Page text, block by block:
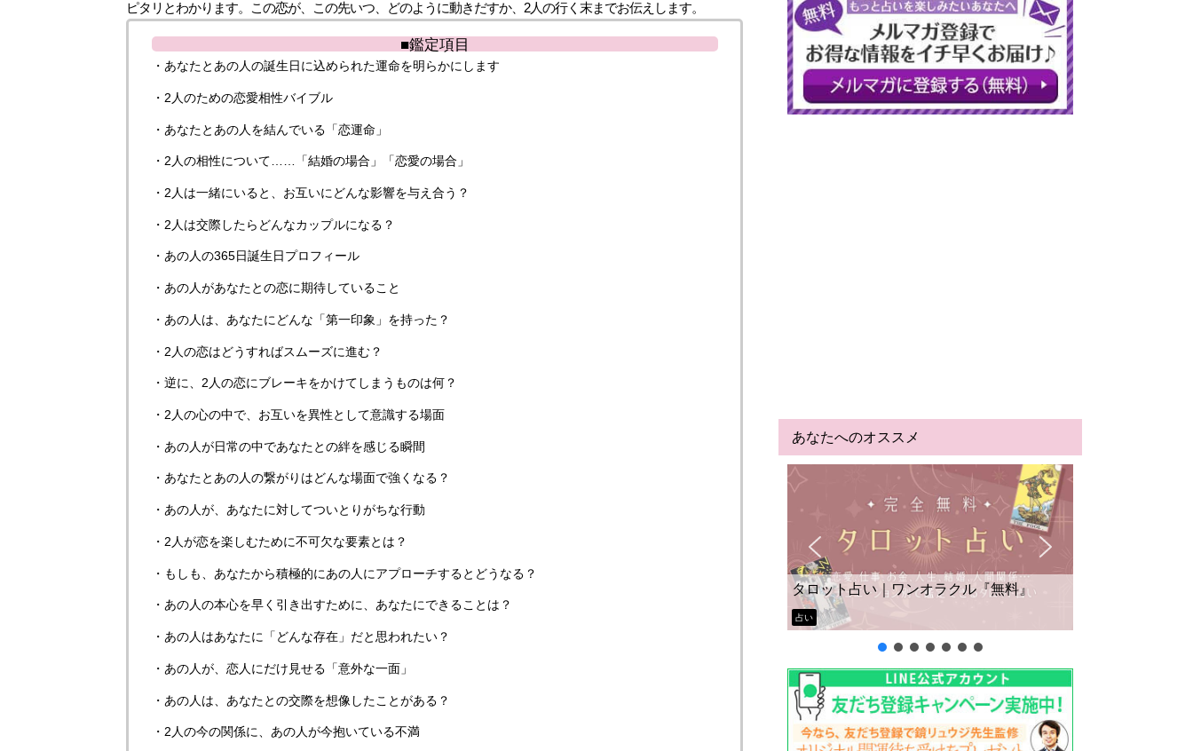
ピタリとわかります。この恋が、この先いつ、どのように動きだすか、2人の行く末までお伝えします。
■鑑定項目
・あなたとあの人の誕生日に込められた運命を明らかにします
・2人のための恋愛相性バイブル
・あなたとあの人を結んでいる「恋運命」
・2人の相性について……「結婚の場合」「恋愛の場合」
・2人は一緒にいると、お互いにどんな影響を与え合う？
・2人は交際したらどんなカップルになる？
・あの人の365日誕生日プロフィール
・あの人があなたとの恋に期待していること
・あの人は、あなたにどんな「第一印象」を持った？
・2人の恋はどうすればスムーズに進む？
・逆に、2人の恋にブレーキをかけてしまうものは何？
・2人の心の中で、お互いを異性として意識する場面
・あの人が日常の中であなたとの絆を感じる瞬間
・あなたとあの人の繋がりはどんな場面で強くなる？
・あの人が、あなたに対してついとりがちな行動
・2人が恋を楽しむために不可欠な要素とは？
・もしも、あなたから積極的にあの人にアプローチするとどうなる？
・あの人の本心を早く引き出すために、あなたにできることは？
・あの人はあなたに「どんな存在」だと思われたい？
・あの人が、恋人にだけ見せる「意外な一面」
・あの人は、あなたとの交際を想像したことがある？
・2人の今の関係に、あの人が今抱いている不満
あなたへのオススメ
タロット占い｜ワンオラクル『無料』
占い